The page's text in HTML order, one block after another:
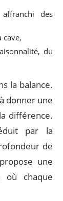
affranchi des
cave,
du
la balance.
donner une
différence.
par la
de
une
où chaque